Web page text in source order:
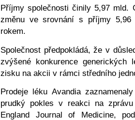
Příjmy společnosti činily 5,97 mld.
změnu ve srovnání s příjmy
rokem.
Společnost předpokládá, že v
zvýšené konkurence
zisku na akcii v rámci středního
Prodeje léku Avandia
prudký pokles v reakci na
England Journal of Medicine,